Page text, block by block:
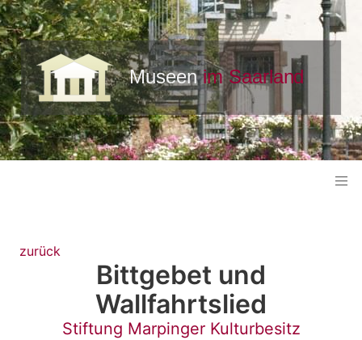
zurück
Bittgebet und
Wallfahrtslied
Stiftung Marpinger Kulturbesitz